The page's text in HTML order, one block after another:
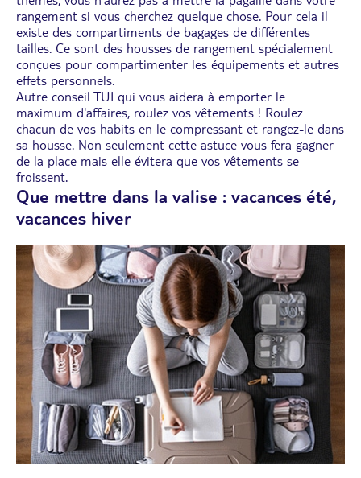
rangement si vous cherchez quelque chose. Pour cela il
existe des compartiments de bagages de différentes
tailles. Ce sont des housses de rangement spécialement
conçues pour compartimenter les équipements et autres
effets personnels.
Autre conseil TUI qui vous aidera à emporter le
maximum d'affaires, roulez vos vêtements ! Roulez
chacun de vos habits en le compressant et rangez-le dans
sa housse. Non seulement cette astuce vous fera gagner
de la place mais elle évitera que vos vêtements se
froissent.
Que mettre dans la valise : vacances été,
vacances hiver